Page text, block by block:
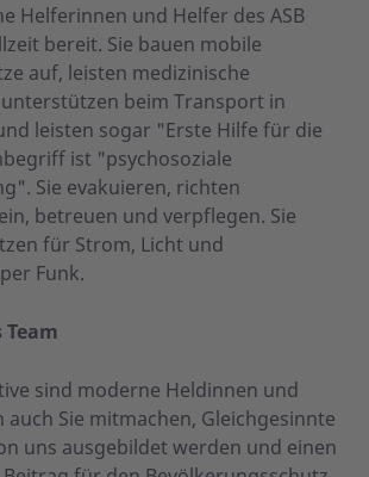
Helferinnen und Helfer des ASB
bereit. Sie bauen mobile
auf, leisten medizinische
beim Transport in
leisten sogar "Erste Hilfe für die
ist "psychosoziale
Sie evakuieren, richten
betreuen und verpflegen. Sie
für Strom, Licht und
Funk.
sind moderne Heldinnen und
auch Sie mitmachen, Gleichgesinnte
uns ausgebildet werden und einen